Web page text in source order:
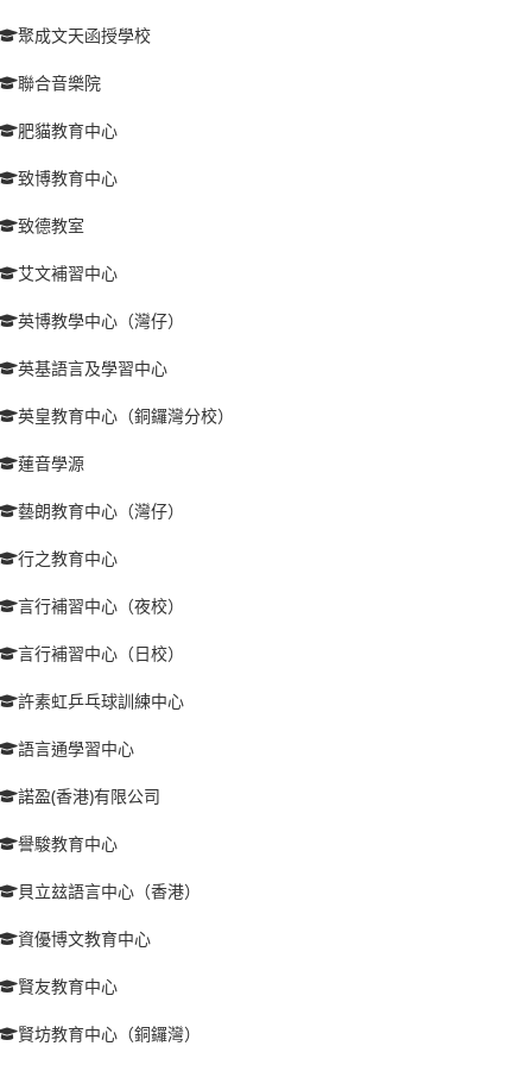
聚成文天函授學校
聯合音樂院
肥貓教育中心
致博教育中心
致德教室
艾文補習中心
英博教學中心（灣仔）
英基語言及學習中心
英皇教育中心（銅鑼灣分校）
蓮音學源
藝朗教育中心（灣仔）
行之教育中心
言行補習中心（夜校）
言行補習中心（日校）
許素虹乒乓球訓練中心
語言通學習中心
諾盈(香港)有限公司
譽駿教育中心
貝立玆語言中心（香港）
資優博文教育中心
賢友教育中心
賢坊教育中心（銅鑼灣）